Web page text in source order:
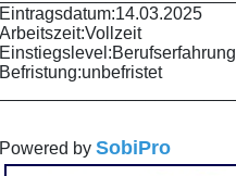
Eintragsdatum:14.03.2025
Arbeitszeit:Vollzeit
Einstiegslevel:Berufserfahrung
Befristung:unbefristet
Powered by SobiPro